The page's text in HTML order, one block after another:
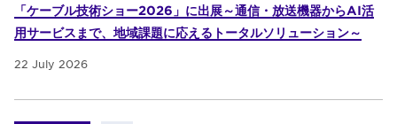
「ケーブル技術ショー2026」に出展～通信・放送機器からAI活
用サービスまで、地域課題に応えるトータルソリューション～
22 July 2026